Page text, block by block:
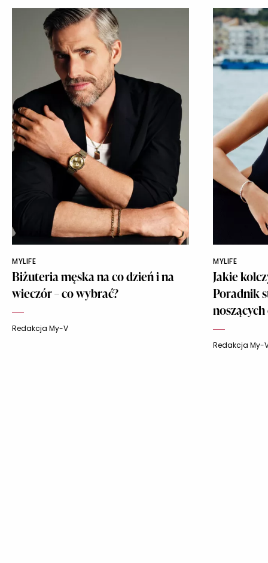
MYLIFE
Biżuteria męska na co dzień i na
wieczór – co wybrać?
Redakcja My-V
MYLIFE
Jakie
Poradnik
Redakcja My-